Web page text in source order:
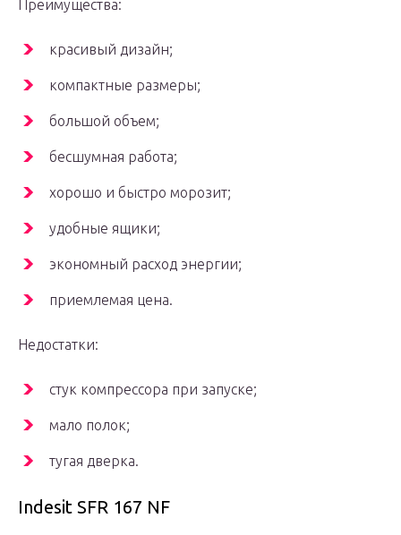
Преимущества:
красивый дизайн;
компактные размеры;
большой объем;
бесшумная работа;
хорошо и быстро морозит;
удобные ящики;
экономный расход энергии;
приемлемая цена.
Недостатки:
стук компрессора при запуске;
мало полок;
тугая дверка.
Indesit SFR 167 NF